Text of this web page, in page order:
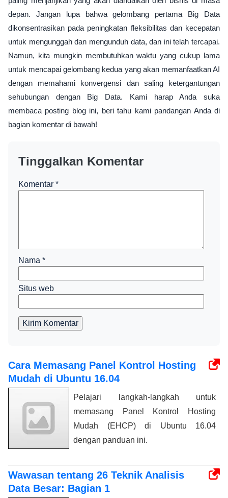
depan. Jangan lupa bahwa gelombang pertama Big Data
dikonsentrasikan pada peningkatan fleksibilitas dan kecepatan
untuk mengunggah dan mengunduh data, dan ini telah tercapai.
Namun, kita mungkin membutuhkan waktu yang cukup lama
untuk mencapai gelombang kedua yang akan memanfaatkan AI
dengan memahami konvergensi dan saling ketergantungan
sehubungan dengan Big Data. Kami harap Anda suka
membaca posting blog ini, beri tahu kami pandangan Anda di
bagian komentar di bawah!
Tinggalkan Komentar
Komentar *
Nama *
Situs web
Kirim Komentar
Cara Memasang Panel Kontrol Hosting
Mudah di Ubuntu 16.04
Pelajari langkah-langkah untuk
memasang Panel Kontrol Hosting
Mudah (EHCP) di Ubuntu 16.04
dengan panduan ini.
Wawasan tentang 26 Teknik Analisis
Data Besar: Bagian 1